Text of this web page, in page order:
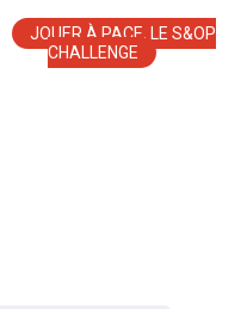
JOUER À PACE, LE S&OP
CHALLENGE